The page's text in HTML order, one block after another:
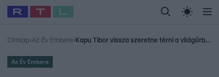
Legfrissebb RTL Híradó Randi Celeb vagyok,
Sebestyén Balázs Babits Marcella
Címlap›Az Év Embere› Kapu Tibor vissza szeretne térni a világűrbe: egy magyar űrhajós története
Az Év Embere